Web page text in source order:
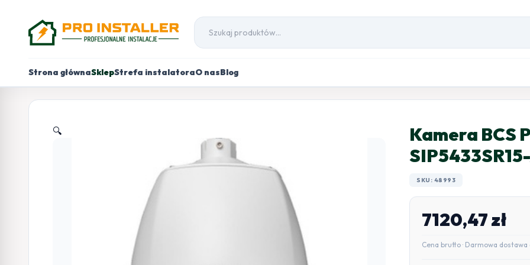
Strona głównaSklepStrefa instalatoraO nasBlog
🔍
Kamera BCS
SKU: 48993
7120,47zł
Cena brutto · Darmowa dostawa